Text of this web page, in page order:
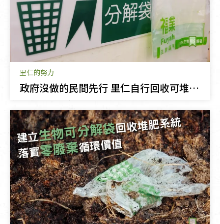
里仁的努力
政府沒做的民間先行 里仁自行回收可堆肥生質袋